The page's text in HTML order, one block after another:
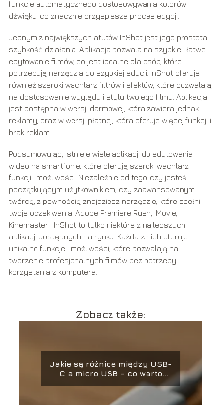
funkcje automatycznego dostosowywania kolorów i
dźwięku, co znacznie przyspiesza proces edycji.
Jednym z największych atutów InShot jest jego prostota i
szybkość działania. Aplikacja pozwala na szybkie i łatwe
edytowanie filmów, co jest idealne dla osób, które
potrzebują narzędzia do szybkiej edycji. InShot oferuje
również szeroki wachlarz filtrów i efektów, które pozwalają
na dostosowanie wyglądu i stylu twojego filmu. Aplikacja
jest dostępna w wersji darmowej, która zawiera jednak
reklamy, oraz w wersji płatnej, która oferuje więcej funkcji i
brak reklam.
Podsumowując, istnieje wiele aplikacji do edytowania
wideo na smartfonie, które oferują szeroki wachlarz
funkcji i możliwości. Niezależnie od tego, czy jesteś
początkującym użytkownikiem, czy zaawansowanym
twórcą, z pewnością znajdziesz narzędzie, które spełni
twoje oczekiwania. Adobe Premiere Rush, iMovie,
Kinemaster i InShot to tylko niektóre z najlepszych
aplikacji dostępnych na rynku. Każda z nich oferuje
unikalne funkcje i możliwości, które pozwalają na
tworzenie profesjonalnych filmów bez potrzeby
korzystania z komputera.
Zobacz także:
Jakie są różnice między USB-
C a micro USB – co warto